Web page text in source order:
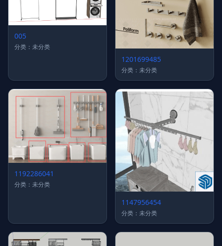
005
分类：未分类
1201699485
分类：未分类
1192286041
分类：未分类
1147956454
分类：未分类